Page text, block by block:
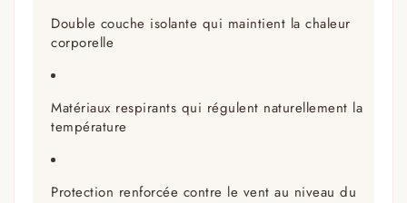
Double couche isolante qui maintient la chaleur
corporelle
Matériaux respirants qui régulent naturellement la
température
Protection renforcée contre le vent au niveau du